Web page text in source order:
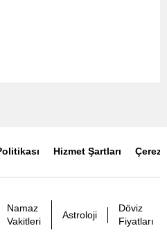
Hizmet Şartları Çerez
Namaz
Vakitleri
Astroloji
Döviz
Fiyatları